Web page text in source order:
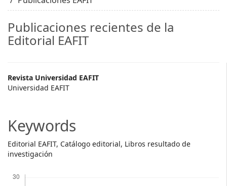
Publicaciones recientes de la
Editorial EAFIT
Main
Article
Revista Universidad EAFIT
Universidad EAFIT
Keywords
Editorial EAFIT, Catálogo editorial, Libros resultado de
investigación